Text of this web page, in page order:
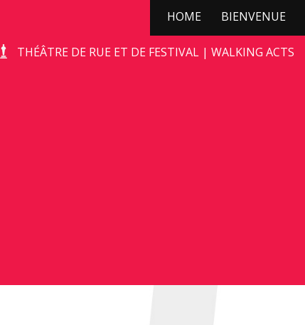
HOME BIENVENUE
THÉÂTRE DE RUE ET DE FESTIVAL | WALKING ACTS
STONE-AGE ROCKS!